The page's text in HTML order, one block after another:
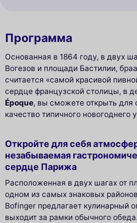
Программа
Основанная в 1864 году, в двух
Вогезов и площади Бастилии,
считается «самой красивой
сердце французской столицы, в
Époque, вы сможете открыть для
качество типичного новогоднего
Откройте для себя
незабываемая
сердце Парижа
Расположенная в двух шагах от
одном из самых знаковых
Bofinger предлагает кулинарный
выходит за рамки обычного